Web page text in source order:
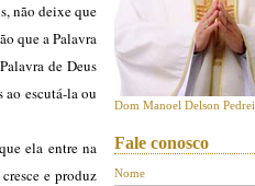
não deixe que
que a Palavra
de Deus
ao escutá-la ou
ela entre na
e produz
Dom Manoel Delson
Fale conosco
Nome